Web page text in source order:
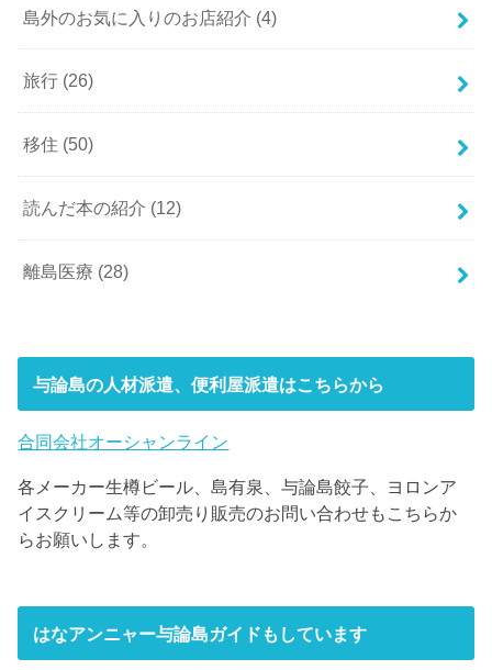
島外のお気に入りのお店紹介 (4)
旅行 (26)
移住 (50)
読んだ本の紹介 (12)
離島医療 (28)
与論島の人材派遣、便利屋派遣はこちらから
合同会社オーシャンライン
各メーカー生樽ビール、島有泉、与論島餃子、ヨロンア
イスクリーム等の卸売り販売のお問い合わせもこちらか
らお願いします。
はなアンニャー与論島ガイドもしています